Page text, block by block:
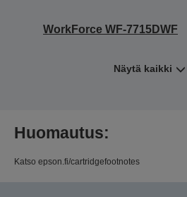
WorkForce WF-7715DWF
Näytä kaikki
Huomautus:
Katso epson.fi/cartridgefootnotes